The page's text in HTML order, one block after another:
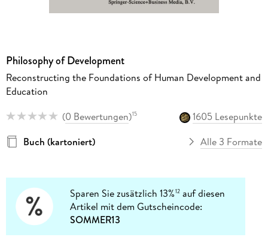
Philosophy of Development
Reconstructing the Foundations of Human Development and
Education
(0 Bewertungen)15
1605 Lesepunkte
Buch (kartoniert)
Alle 3 Formate
Sparen Sie zusätzlich 13%12 auf diesen
Artikel mit dem Gutscheincode:
SOMMER13